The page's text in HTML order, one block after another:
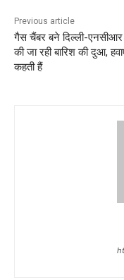
Previous article
गैस चैंबर बने दिल्ली-एनसीआर
की जा रही बारिश की दुआ,
कहती हैं